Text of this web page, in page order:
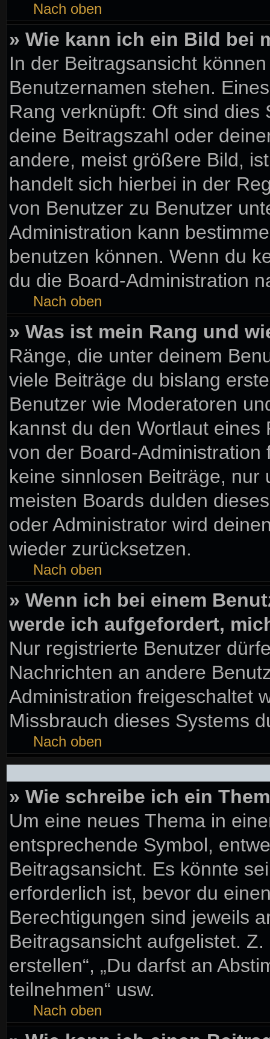
Nach oben
» Wie kann ich ein Bild bei
In der Beitragsansicht
Benutzernamen stehen.
Rang verknüpft: Oft sind
deine Beitragszahl oder
andere, meist größere Bild,
handelt sich hierbei in der
von Benutzer zu Benutzer
Administration kann
benutzen können. Wenn du
du die Board-Administration
Nach oben
» Was ist mein Rang und
Ränge, die unter deinem
viele Beiträge du bislang
Benutzer wie Moderatoren
kannst du den Wortlaut
von der Board-
keine sinnlosen Beiträge,
meisten Boards dulden
oder Administrator wird
wieder zurücksetzen.
Nach oben
» Wenn ich bei einem
werde ich aufgefordert,
Nur registrierte Benutzer
Nachrichten an andere
Administration freigeschaltet
Missbrauch dieses Systems
Nach oben
» Wie schreibe ich ein
Um eine neues Thema in
entsprechende Symbol,
Beitragsansicht. Es könnte
erforderlich ist, bevor du
Berechtigungen sind jeweils
Beitragsansicht aufgelistet.
erstellen“, „Du darfst an
teilnehmen“ usw.
Nach oben